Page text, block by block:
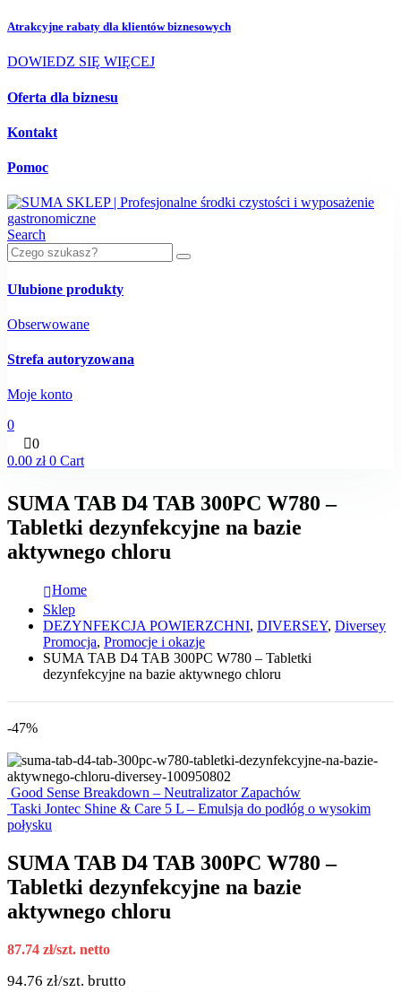
Atrakcyjne rabaty dla klientów biznesowych
DOWIEDZ SIĘ WIĘCEJ
Oferta dla biznesu
Kontakt
Pomoc
Search
Ulubione produkty
Obserwowane
Strefa autoryzowana
Moje konto
0
0
0.00 zł 0 Cart
SUMA TAB D4 TAB 300PC W780 –
Tabletki dezynfekcyjne na bazie
aktywnego chloru
Home
Sklep
DEZYNFEKCJA POWIERZCHNI, DIVERSEY, Diversey
Promocja, Promocje i okazje
SUMA TAB D4 TAB 300PC W780 – Tabletki
dezynfekcyjne na bazie aktywnego chloru
-47%
Good Sense Breakdown – Neutralizator Zapachów
Taski Jontec Shine & Care 5 L – Emulsja do podłóg o wysokim
połysku
SUMA TAB D4 TAB 300PC W780 –
Tabletki dezynfekcyjne na bazie
aktywnego chloru
87.74 zł/szt. netto
94.76 zł/szt. brutto